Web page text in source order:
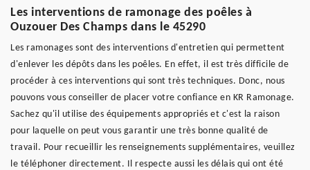
Les interventions de ramonage des poêles à
Ouzouer Des Champs dans le 45290
Les ramonages sont des interventions d'entretien qui permettent
d'enlever les dépôts dans les poêles. En effet, il est très difficile de
procéder à ces interventions qui sont très techniques. Donc, nous
pouvons vous conseiller de placer votre confiance en KR Ramonage.
Sachez qu'il utilise des équipements appropriés et c'est la raison
pour laquelle on peut vous garantir une très bonne qualité de
travail. Pour recueillir les renseignements supplémentaires, veuillez
le téléphoner directement. Il respecte aussi les délais qui ont été